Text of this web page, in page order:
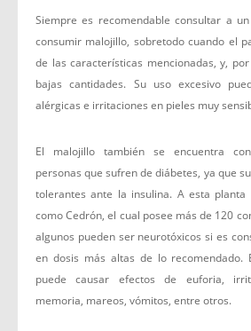
Siempre es recomendable consultar a
consumir malojillo, sobretodo cuando el
de las características mencionadas, y,
bajas cantidades. Su uso excesivo
alérgicas e irritaciones en pieles muy
El malojillo también se encuentra
personas que sufren de diábetes, ya que
tolerantes ante la insulina. A esta planta
como Cedrón, el cual posee más de 120
algunos pueden ser neurotóxicos si es
en dosis más altas de lo recomendado.
puede causar efectos de euforia,
memoria, mareos, vómitos, entre otros.